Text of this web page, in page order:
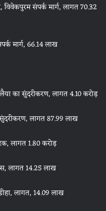
संपर्क मार्ग, लागत 70.32
मार्ग, 66.14 लाख
का सुंदरीकरण, लागत 4.10 करोड़
लागत 87.99 लाख
लागत 1.80 करोड़
लागत 14.25 लाख
लागत, 14.09 लाख